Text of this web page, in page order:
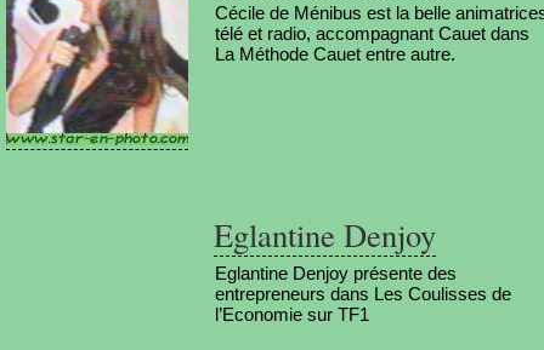
Cécile de Ménibus est la belle
télé et radio, accompagnant Cauet dans
La Méthode Cauet entre autre.
Eglantine Denjoy
Eglantine Denjoy présente des
entrepreneurs dans Les Coulisses de
l’Economie sur TF1